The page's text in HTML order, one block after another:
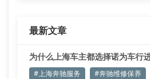
最新文章
为什么上海车主都选择诺为车行
#上海奔驰服务 #奔驰维修保养